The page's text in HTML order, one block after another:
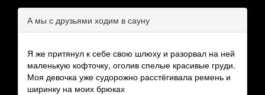
А мы с друзьями ходим в сауну
Я же притянул к себе свою шлюху и разорвал на ней
маленькую кофточку, оголив спелые красивые груди.
Моя девочка уже судорожно расстёгивала ремень и
ширинку на моих брюках